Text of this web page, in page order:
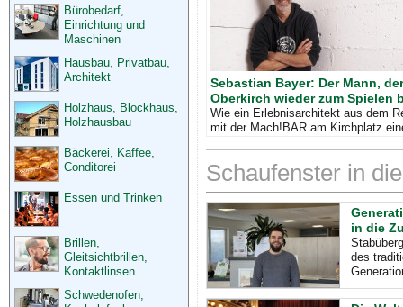
Bürobedarf,
Einrichtung und
Maschinen
Hausbau, Privatbau,
Architekt
Holzhaus, Blockhaus,
Holzhausbau
Bäckerei, Kaffee,
Conditorei
Essen und Trinken
Brillen,
Gleitsichtbrillen,
Kontaktlinsen
Schwedenofen,
Sebastian Bayer: Der Mann, der
Oberkirch wieder zum Spielen
Wie ein Erlebnisarchitekt aus dem
mit der Mach!BAR am Kirchplatz
Schaufenster in
in die
des